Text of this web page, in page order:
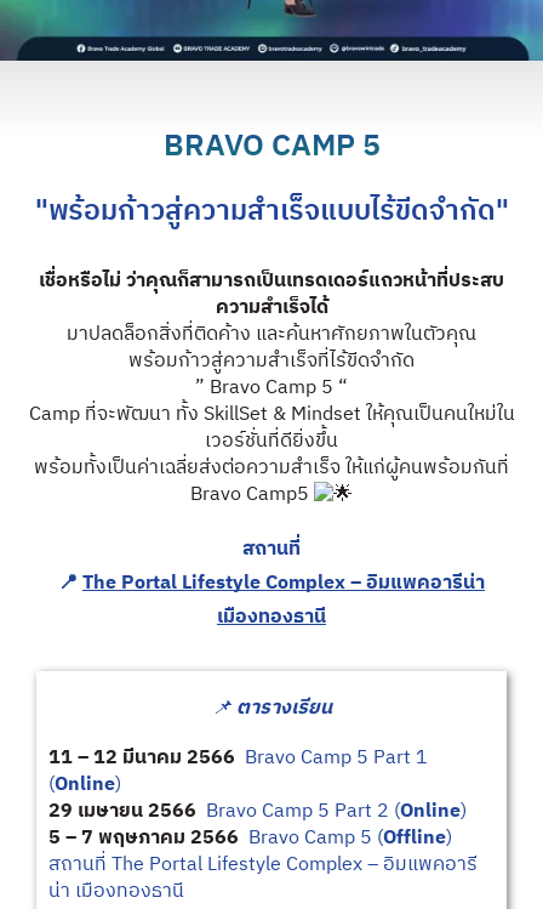
BRAVO CAMP 5
"พร้อมก้าวสู่ความสำเร็จแบบไร้ขีดจำกัด"
เชื่อหรือไม่ ว่าคุณก็สามารถเป็นเทรดเดอร์แถวหน้าที่ประสบ
ความสำเร็จได้
มาปลดล็อกสิ่งที่ติดค้าง และค้นหาศักยภาพในตัวคุณ
พร้อมก้าวสู่ความสำเร็จที่ไร้ขีดจำกัด
” Bravo Camp 5 “
Camp ที่จะพัฒนา ทั้ง SkillSet & Mindset ให้คุณเป็นคนใหม่ใน
เวอร์ชั่นที่ดียิ่งขึ้น
พร้อมทั้งเป็นค่าเฉลี่ยส่งต่อความสำเร็จ ให้แก่ผู้คนพร้อมกันที่
Bravo Camp5
สถานที่
📍The Portal Lifestyle Complex – อิมแพคอารีน่า
เมืองทองธานี
📌ตารางเรียน
11 – 12 มีนาคม 2566 Bravo Camp 5 Part 1
(Online)
29 เมษายน 2566 Bravo Camp 5 Part 2 (Online)
5 – 7 พฤษภาคม 2566 Bravo Camp 5 (Offline)
สถานที่ The Portal Lifestyle Complex – อิมแพคอารี
น่า เมืองทองธานี